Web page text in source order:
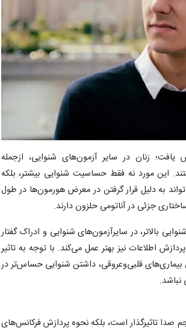
زنان در سایر آزمون‌های شنوایی، ازجمله
این مورد نه فقط حساسیت شنوایی بیشتر، بلکه
به دلیل قرار گرفتن در معرض هورمون‌ها در طول
جزئی در آناتومی حلزون دارند.
بالاتر، در سایرآزمون‌های شنوایی و ادراک گفتار
اطلاعات نیز بهتر عمل می‌کند. با توجه به تاثیر
قلبی‌وعروقی، داشتن شنوایی حساس‌تر در
تاثیرگذار است، بلکه نحوه پردازش فرکانس‌های